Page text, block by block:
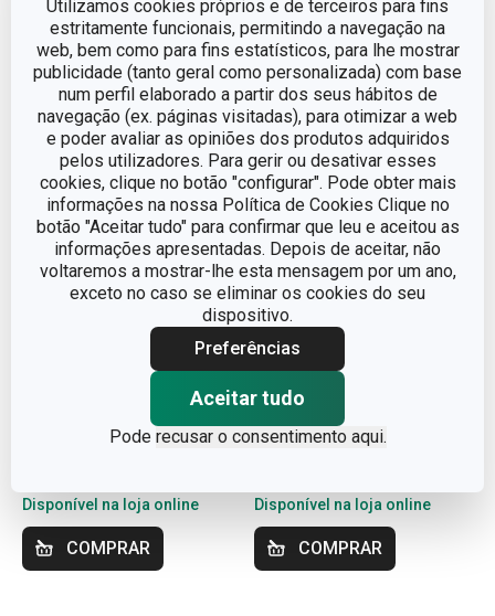
Utilizamos cookies próprios e de terceiros para fins
estritamente funcionais, permitindo a navegação na
web, bem como para fins estatísticos, para lhe mostrar
publicidade (tanto geral como personalizada) com base
num perfil elaborado a partir dos seus hábitos de
navegação (ex. páginas visitadas), para otimizar a web
e poder avaliar as opiniões dos produtos adquiridos
pelos utilizadores. Para gerir ou desativar esses
cookies, clique no botão "configurar". Pode obter mais
informações na nossa Política de Cookies Clique no
botão "Aceitar tudo" para confirmar que leu e aceitou as
informações apresentadas. Depois de aceitar, não
voltaremos a mostrar-lhe esta mensagem por um ano,
exceto no caso se eliminar os cookies do seu
dispositivo.
Preferências
Aceitar tudo
Pode recusar o consentimento aqui.
Dispensador de massa
Disponível na loja online
COMPRAR
-16 %
Prensa p/ barras
nutritivas DELLA CASA
Disponível na loja online
COMPRAR